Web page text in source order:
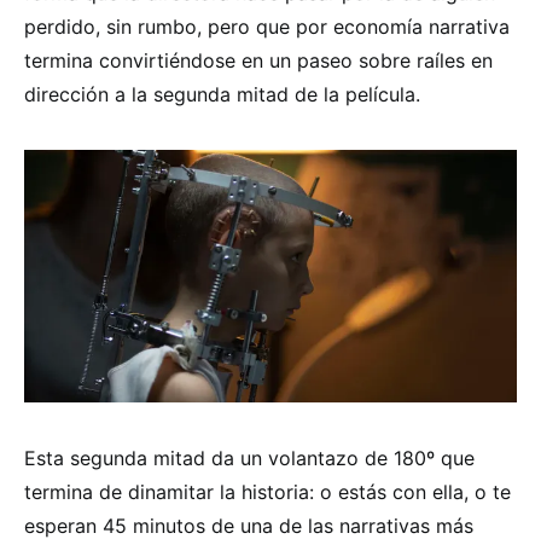
perdido, sin rumbo, pero que por economía narrativa
termina convirtiéndose en un paseo sobre raíles en
dirección a la segunda mitad de la película.
Esta segunda mitad da un volantazo de 180º que
termina de dinamitar la historia: o estás con ella, o te
esperan 45 minutos de una de las narrativas más